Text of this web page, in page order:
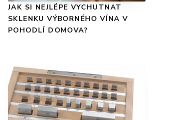
JAK SI NEJLÉPE VYCHUTNAT
SKLENKU VÝBORNÉHO VÍNA V
POHODLÍ DOMOVA?